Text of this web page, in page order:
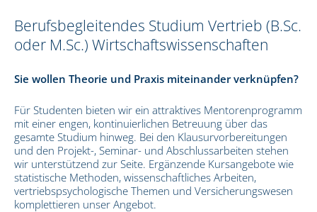
Berufsbegleitendes Studium Vertrieb (B.Sc.
oder M.Sc.) Wirtschaftswissenschaften
Sie wollen Theorie und Praxis miteinander verknüpfen?
Für Studenten bieten wir ein attraktives Mentorenprogramm
mit einer engen, kontinuierlichen Betreuung über das
gesamte Studium hinweg. Bei den Klausurvorbereitungen
und den Projekt-, Seminar- und Abschlussarbeiten stehen
wir unterstützend zur Seite. Ergänzende Kursangebote wie
statistische Methoden, wissenschaftliches Arbeiten,
vertriebspsychologische Themen und Versicherungswesen
komplettieren unser Angebot.